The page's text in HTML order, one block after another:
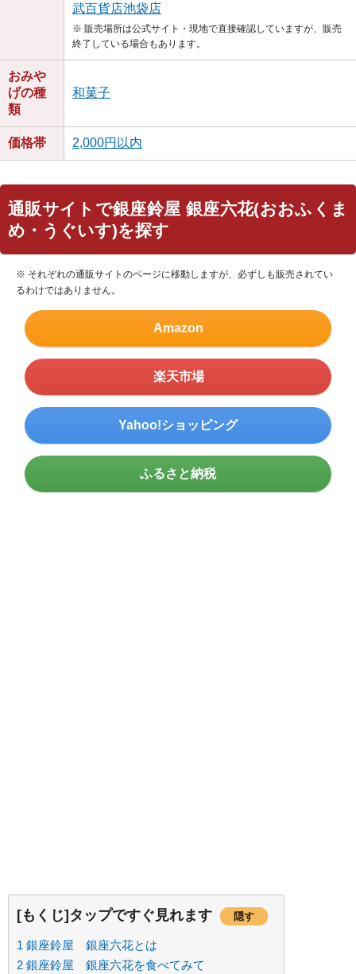
武百貨店池袋店
※ 販売場所は公式サイト・現地で直接確認していますが、販売
終了している場合もあります。
おみや
げの種
類
和菓子
価格帯 2,000円以内
通販サイトで銀座鈴屋 銀座六花(おおふくま
め・うぐいす)を探す
※ それぞれの通販サイトのページに移動しますが、必ずしも販売されてい
るわけではありません。
Amazon
楽天市場
Yahoo!ショッピング
ふるさと納税
[もくじ]タップですぐ見れます 隠す
1 銀座鈴屋 銀座六花とは
2 銀座鈴屋 銀座六花を食べてみて